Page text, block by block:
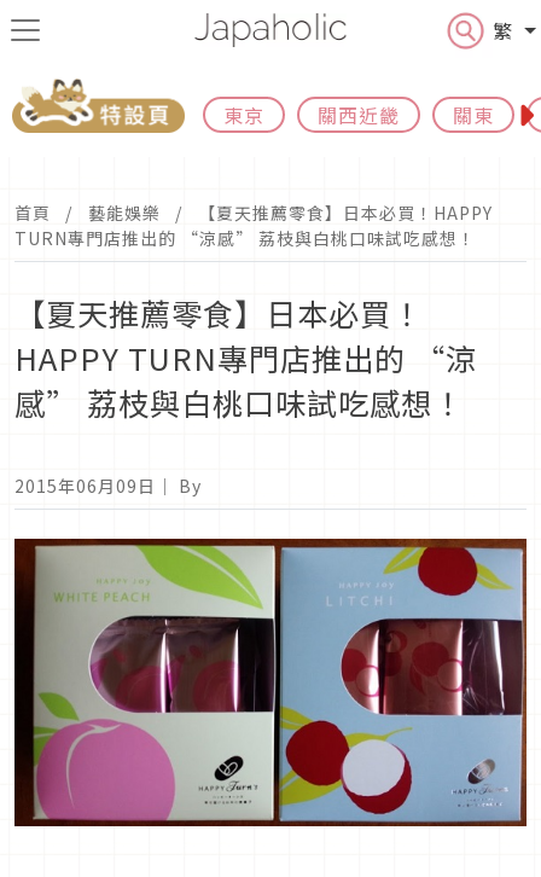
繁
東京 關西近畿 關東
首頁 藝能娛樂
【夏天推薦零食】日本必買！HAPPY
TURN專門店推出的 “涼感” 荔枝與白桃口味試吃感想！
【夏天推薦零食】日本必買！
HAPPY TURN專門店推出的 “涼
感” 荔枝與白桃口味試吃感想！
2015年06月09日 ｜ By